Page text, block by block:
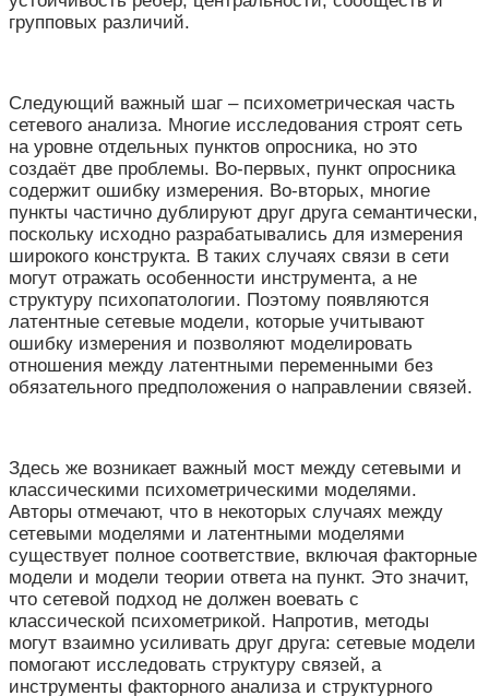
групповых различий.
Следующий важный шаг – психометрическая часть
сетевого анализа. Многие исследования строят сеть
на уровне отдельных пунктов опросника, но это
создаёт две проблемы. Во-первых, пункт опросника
содержит ошибку измерения. Во-вторых, многие
пункты частично дублируют друг друга семантически,
поскольку исходно разрабатывались для измерения
широкого конструкта. В таких случаях связи в сети
могут отражать особенности инструмента, а не
структуру психопатологии. Поэтому появляются
латентные сетевые модели, которые учитывают
ошибку измерения и позволяют моделировать
отношения между латентными переменными без
обязательного предположения о направлении связей.
Здесь же возникает важный мост между сетевыми и
классическими психометрическими моделями.
Авторы отмечают, что в некоторых случаях между
сетевыми моделями и латентными моделями
существует полное соответствие, включая факторные
модели и модели теории ответа на пункт. Это значит,
что сетевой подход не должен воевать с
классической психометрикой. Напротив, методы
могут взаимно усиливать друг друга: сетевые модели
помогают исследовать структуру связей, а
инструменты факторного анализа и структурного